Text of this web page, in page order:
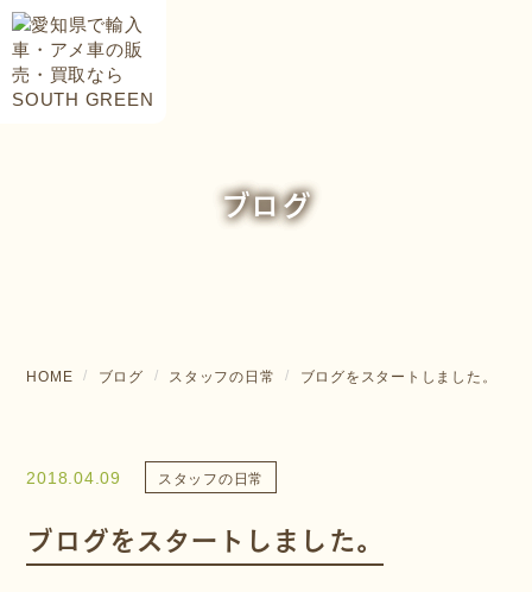
ブログ
HOME ブログ スタッフの日常 ブログをスタートしました。
2018.04.09 スタッフの日常
ブログをスタートしました。